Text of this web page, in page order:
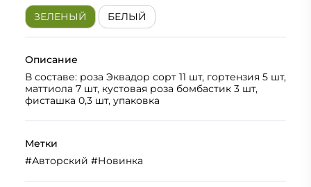
ЗЕЛЕНЫЙ
БЕЛЫЙ
Описание
В составе: роза Эквадор сорт 11 шт, гортензия 5 шт,
маттиола 7 шт, кустовая роза бомбастик 3 шт,
фисташка 0,3 шт, упаковка
Метки
#Авторский #Новинка